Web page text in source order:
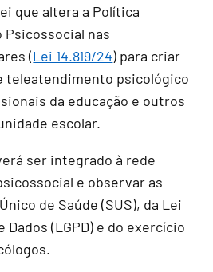
que altera a Política
Psicossocial nas
(Lei 14.819/24) para criar
teleatendimento psicológico
da educação e outros
escolar.
ser integrado à rede
e observar as
de Saúde (SUS), da Lei
Dados (LGPD) e do exercício